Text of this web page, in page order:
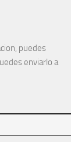
puedes
enviarlo a